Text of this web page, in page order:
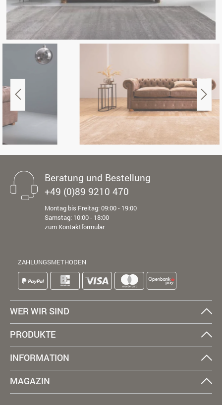
Beratung und Bestellung
+49 (0)89 9210 470
Montag bis Freitag: 09:00 - 19:00
Samstag: 10:00 - 18:00
zum Kontaktformular
ZAHLUNGSMETHODEN
WER WIR SIND
PRODUKTE
INFORMATION
MAGAZIN